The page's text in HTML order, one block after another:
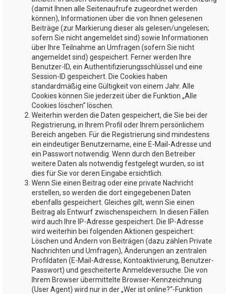
(damit Ihnen alle Seitenaufrufe zugeordnet werden
können), Informationen über die von Ihnen gelesenen
Beiträge (zur Markierung dieser als gelesen/ungelesen;
sofern Sie nicht angemeldet sind) sowie Informationen
über Ihre Teilnahme an Umfragen (sofern Sie nicht
angemeldet sind) gespeichert. Ferner werden Ihre
Benutzer-ID, ein Authentifizierungsschlüssel und eine
Session-ID gespeichert. Die Cookies haben
standardmäßig eine Gültigkeit von einem Jahr. Alle
Cookies können Sie jederzeit über die Funktion „Alle
Cookies löschen“ löschen.
Weiterhin werden die Daten gespeichert, die Sie bei der
Registrierung, in Ihrem Profil oder Ihrem persönlichem
Bereich angeben. Für die Registrierung sind mindestens
ein eindeutiger Benutzername, eine E-Mail-Adresse und
ein Passwort notwendig. Wenn durch den Betreiber
weitere Daten als notwendig festgelegt wurden, so ist
dies für Sie vor deren Eingabe ersichtlich.
Wenn Sie einen Beitrag oder eine private Nachricht
erstellen, so werden die dort eingegebenen Daten
ebenfalls gespeichert. Gleiches gilt, wenn Sie einen
Beitrag als Entwurf zwischenspeichern. In diesen Fällen
wird auch Ihre IP-Adresse gespeichert. Die IP-Adresse
wird weiterhin bei folgenden Aktionen gespeichert:
Löschen und Ändern von Beiträgen (dazu zählen Private
Nachrichten und Umfragen), Änderungen an zentralen
Profildaten (E-Mail-Adresse, Kontoaktivierung, Benutzer-
Passwort) und gescheiterte Anmeldeversuche. Die von
Ihrem Browser übermittelte Browser-Kennzeichnung
(User Agent) wird nur in der „Wer ist online?“-Funktion